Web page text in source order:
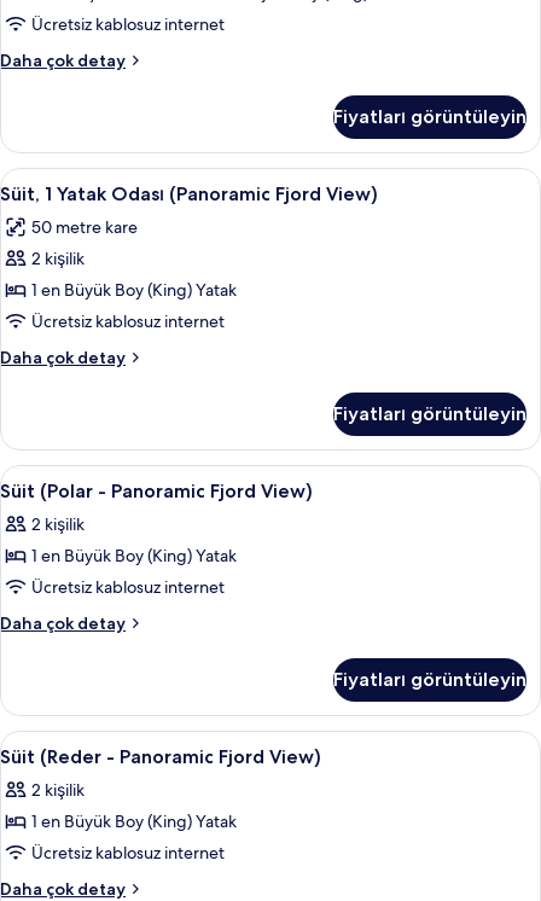
fotoğrafları
Ücretsiz kablosuz internet
Daha çok detay
Süit,
hakkında
daha
fazla
Fiyatları görüntüleyin
Süit,
1
Yatak
Odası
(Panoramic
Fjord
View)
için
fotoğrafları
görün
13
Süit, 1 Yatak Odası (Panoramic Fjord View)
50 metre kare
2 kişilik
1 en Büyük Boy (King) Yatak
Ücretsiz kablosuz internet
Daha çok detay
Süit,
(Panoramic
Fjord
View)
hakkında
daha
fazla
detay
Fiyatları görüntüleyin
Süit
(Polar
-
Panoramic
Fjord
View)
fotoğrafları
görün
Süit (Polar - Panoramic Fjord View) |
11
Süit (Polar - Panoramic Fjord View)
2 kişilik
1 en Büyük Boy (King) Yatak
Ücretsiz kablosuz internet
Daha çok detay
Süit
Fjord
View)
hakkında
fazla
detay
Fiyatları görüntüleyin
Süit
(Reder
-
Panoramic
Fjord
View)
Süit (Reder - Panoramic Fjord View)
4
Süit (Reder - Panoramic Fjord View)
2 kişilik
1 en Büyük Boy (King) Yatak
Ücretsiz kablosuz internet
Daha çok detay
Süit